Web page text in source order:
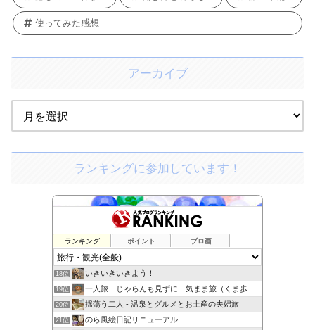
使ってみた感想
アーカイブ
ランキングに参加しています！
ランキング ポイント ブロ画
16位 旅・ホテル・プラザ
17位 カッパのダム巡り
18位 いきいきいきよう！
19位 一人旅 じゃらんも見ずに 気まま旅（くま歩き）
20位 揺蕩う二人 - 温泉とグルメとお土産の夫婦旅
21位 のら風絵日記リニューアル